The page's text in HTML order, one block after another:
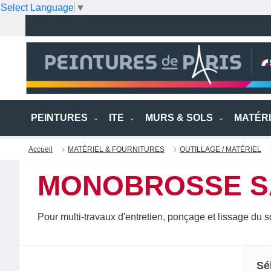
Select Language ▼
PEINTURES ITE MURS & SOLS
Accueil MATÉRIEL & FOURNITURES OUTILLAGE / MATÉRIEL
MONOBROSSE
Pour multi-travaux d'entretien, ponçage et lissage du